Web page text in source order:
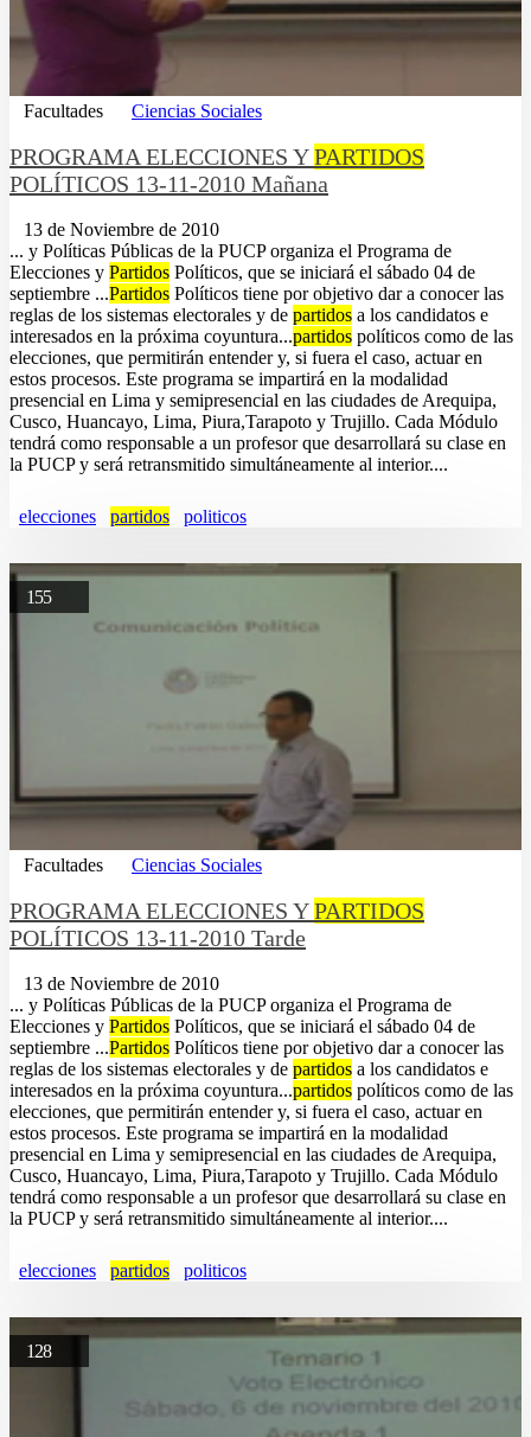
Facultades Ciencias Sociales
PROGRAMA ELECCIONES YPARTIDOS
POLÍTICOS 13-11-2010 Mañana
13 de Noviembre de 2010
... y Políticas Públicas de la PUCP organiza el Programa de
Elecciones y Partidos Políticos, que se iniciará el sábado 04 de
septiembre ...Partidos Políticos tiene por objetivo dar a conocer las
reglas de los sistemas electorales y de partidos a los candidatos e
interesados en la próxima coyuntura...partidos políticos como de las
elecciones, que permitirán entender y, si fuera el caso, actuar en
estos procesos. Este programa se impartirá en la modalidad
presencial en Lima y semipresencial en las ciudades de Arequipa,
Cusco, Huancayo, Lima, Piura,Tarapoto y Trujillo. Cada Módulo
tendrá como responsable a un profesor que desarrollará su clase en
la PUCP y será retransmitido simultáneamente al interior....
elecciones partidos politicos
155
Facultades Ciencias Sociales
PROGRAMA ELECCIONES YPARTIDOS
POLÍTICOS 13-11-2010 Tarde
13 de Noviembre de 2010
... y Políticas Públicas de la PUCP organiza el Programa de
Elecciones y Partidos Políticos, que se iniciará el sábado 04 de
septiembre ...Partidos Políticos tiene por objetivo dar a conocer las
reglas de los sistemas electorales y de partidos a los candidatos e
interesados en la próxima coyuntura...partidos políticos como de las
elecciones, que permitirán entender y, si fuera el caso, actuar en
estos procesos. Este programa se impartirá en la modalidad
presencial en Lima y semipresencial en las ciudades de Arequipa,
Cusco, Huancayo, Lima, Piura,Tarapoto y Trujillo. Cada Módulo
tendrá como responsable a un profesor que desarrollará su clase en
la PUCP y será retransmitido simultáneamente al interior....
elecciones partidos politicos
128